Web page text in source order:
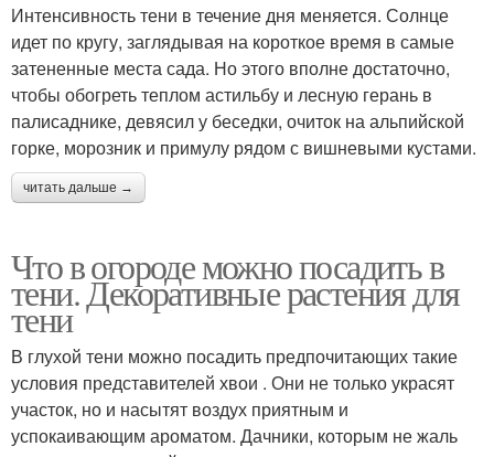
Интенсивность тени в течение дня меняется. Солнце
идет по кругу, заглядывая на короткое время в самые
затененные места сада. Но этого вполне достаточно,
чтобы обогреть теплом астильбу и лесную герань в
палисаднике, девясил у беседки, очиток на альпийской
горке, морозник и примулу рядом с вишневыми кустами.
читать дальше →
Что в огороде можно посадить в
тени. Декоративные растения для
тени
В глухой тени можно посадить предпочитающих такие
условия представителей хвои . Они не только украсят
участок, но и насытят воздух приятным и
успокаивающим ароматом. Дачники, которым не жаль